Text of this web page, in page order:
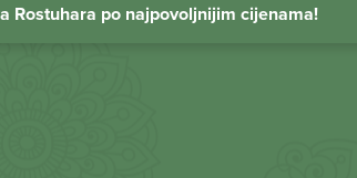
Rostuhara po najpovoljnijim cijenama!